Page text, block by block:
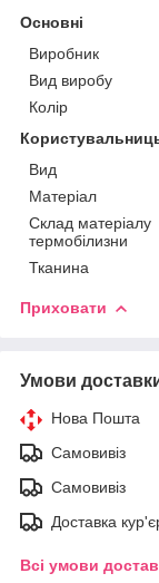
Основні
Виробник
Вид виробу
Колір
Вид
Матеріал
Склад матеріалу
термобілизни
Тканина
Приховати
Умови
Нова Пошта
Самовивіз
Самовивіз
Доставка
Всі умови